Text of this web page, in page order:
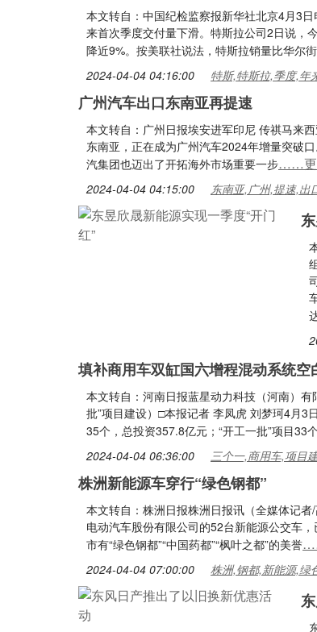
本文转自：中国纪检监察报新华社北京4月3
来首次季度交付量下滑。特斯拉公司2日说，
降近9%。按美联社说法，特斯拉销量比华尔
2024-04-04 04:16:00 特斯,特斯拉,季度,年
广州汽车出口东南亚再提速
本文转自：广州日报埃安进军印尼 传祺马来
东南亚，正在成为广州汽车2024年增量突破
汽集团也迈出了开拓海外市场重要一步……更
2024-04-04 04:15:00 东南亚,广州,提速,出
填补商用车双缸国六增程混动系统
本文转自：河南日报蓝星动力科技（河南）
批”项目建设）□本报记者 李凤虎 刘梦珂4月3
35个，总投资357.8亿元；“开工一批”项目33
2024-04-04 06:36:00 三个一,商用车,项目
株洲新能源车穿行“绿色钢都”
本文转自：株洲日报株洲日报讯（全媒体记者
电动汽车股份有限公司的52台新能源公交车
市有“绿色钢都”“中国药都”“枫叶之都”的美誉
2024-04-04 07:00:00 株洲,钢都,新能源,绿